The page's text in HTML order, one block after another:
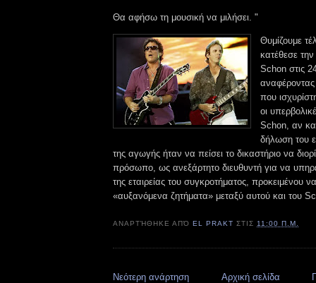
Θα αφήσω τη μουσική να μιλήσει. "
Θυμίζουμε
κατέθεσε
Schon στις
που
οι
Schon, αν
δήλωση του
της αγωγής ήταν να πείσει το δικαστήριο να
πρόσωπο, ως ανεξάρτητο διευθυντή για να
της εταιρείας του συγκροτήματος, προκειμένου
«αυξανόμενα ζητήματα» μεταξύ αυτού και του
ΑΝΑΡΤΉΘΗΚΕ ΑΠΌEL PRAKT ΣΤΙΣ11:00 Π.Μ.
Νεότερη ανάρτηση Αρχική σελίδα